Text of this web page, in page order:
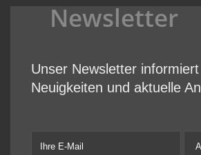
Newsletter
Unser Newsletter
Neuigkeiten und aktuelle